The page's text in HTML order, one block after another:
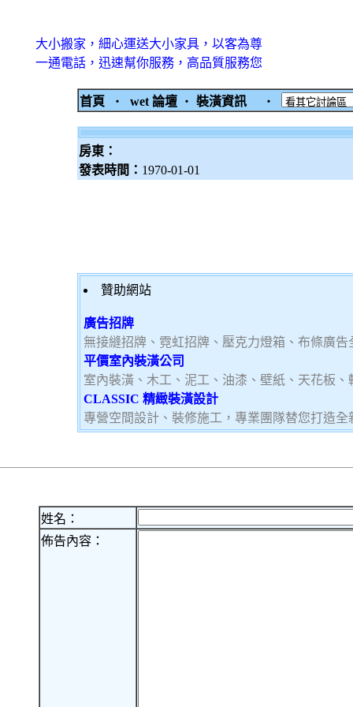
大小搬家，細心運送大小家具，以客為尊
一通電話，迅速幫你服務，高品質服務您
首頁 ‧ wet 論壇 ‧ 裝潢資訊 ‧
房東：
發表時間： 1970-01-01
贊助網站
廣告招牌
無接縫招牌、霓虹招牌、壓克力燈箱、布條廣
平價室內裝潢公司
室內裝潢、木工、泥工、油漆、壁紙、天花板、
CLASSIC 精緻裝潢設計
專營空間設計、裝修施工，專業團隊替您打造全
姓名：
佈告內容：